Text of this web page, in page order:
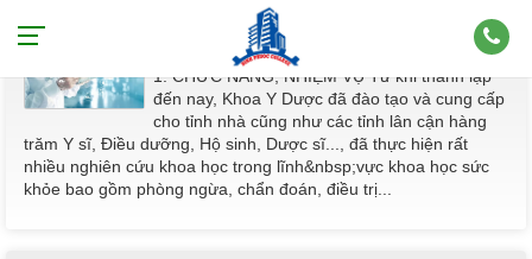
KHOA Y - DƯỢC
1. CHỨC NĂNG, NHIỆM VỤ Từ khi thành lập
đến nay, Khoa Y Dược đã đào tạo và cung cấp
cho tỉnh nhà cũng như các tỉnh lân cận hàng
trăm Y sĩ, Điều dưỡng, Hộ sinh, Dược sĩ..., đã thực hiện rất
nhiều nghiên cứu khoa học trong lĩnh&nbsp;vực khoa học sức
khỏe bao gồm phòng ngừa, chẩn đoán, điều trị...